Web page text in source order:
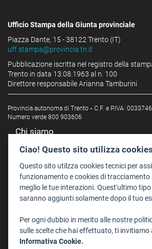
Ufficio Stampa della Giunta provinciale
Piazza Dante, 15 - 38122 Trento (IT)
uff.stampa@provincia.tn.it
Pubblicazione iscritta nel registro della
Trento in data 13.08.1963 al n. 100
Direttore responsabile Arianna Tamburini
Provincia autonoma di Trento - C.F. e P.IVA:
Numero verde 800 903606
Chi siamo
Redazione
Staff
Format - Centro Audiovisivi
Trentino Film Commission
Dove Siamo
Struttura di riferimento
Ciao! Questo sito utilizza
Questo sito utilzza cookies tecnici per
funzionamento e cookies di tracciamento
meglio le tue interazioni. Quest'ultimo
saranno aggiunti solamente dopo il tuo
Per ogni dubbio in merito alle nostre
sulle scelte che hai effettuato, ti invitiamo
Informativa Cookie.